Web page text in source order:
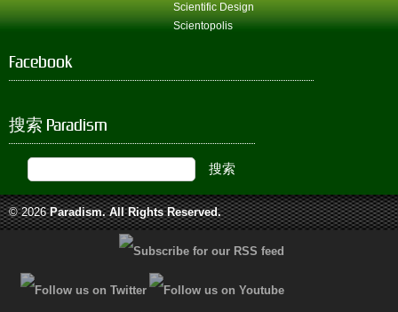
Scientific Design
Scientopolis
Facebook
搜索 Paradism
© 2026 Paradism. All Rights Reserved.